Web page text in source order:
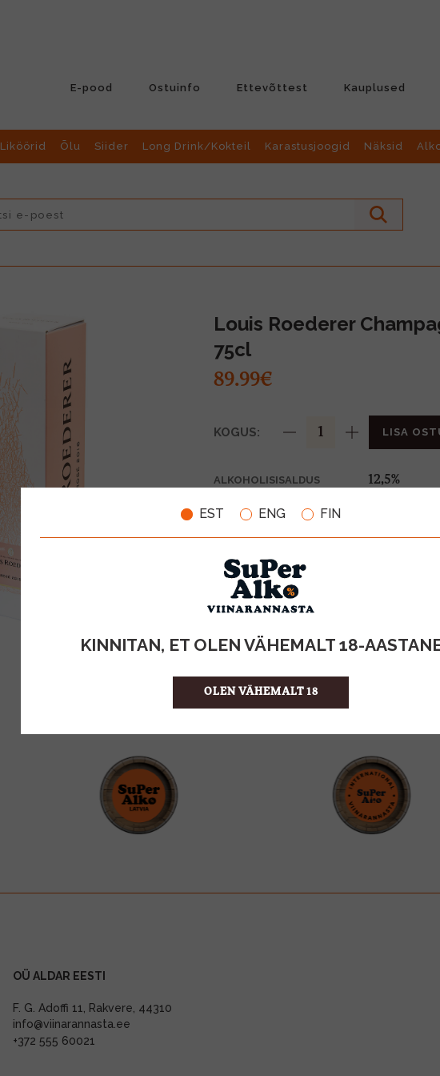
EST ENG FIN
KINNITAN, ET OLEN VÄHEMALT 18-
OLEN VÄHEMALT 18
E-pood Ostuinfo Ettevõttest Kauplused
Liköörid Õlu Siider Long Drink/Kokteil Karastusjoogid Näksid
Louis Roederer
75cl
89.99€
KOGUS: LISA
ALKOHOLISISALDUS 12,5%
PÄRITOLURIIK
TOOTE LIIK KPN-
ÜHIKU HIND
KOOD
KOGUS KASTIS
OÜ ALDAR EESTI
F. G. Adoffi 11, Rakvere, 44310
info@viinarannasta.ee
+372 555 60021